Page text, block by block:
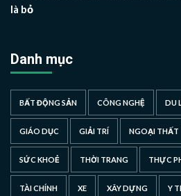
là bỏ
Danh mục
BẤT ĐỘNG SẢN CÔNG NGHỆ DU
GIÁO DỤC GIẢI TRÍ NGOẠI THẤT
SỨC KHOẺ THỜI TRANG THỰC
TÀI CHÍNH XE XÂY DỰNG Y